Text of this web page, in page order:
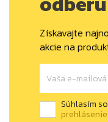
Získavajte
akcie na
Súhlasím
prehlásenie